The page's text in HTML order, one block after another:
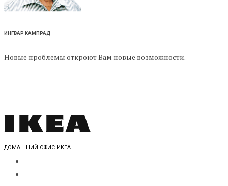
ИНГВАР КАМПРАД
Новые проблемы откроют Вам новые возможности.
ДОМАШНИЙ ОФИС ИКЕА